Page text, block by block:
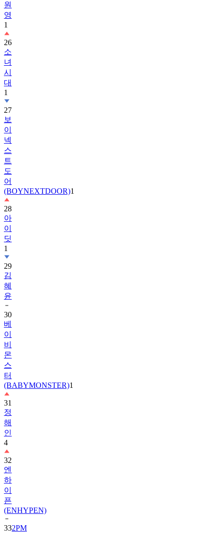
1
26
소
녀
시
대
1
27
보
이
넥
스
트
도
어
(BOYNEXTDOOR)
28
아
이
딧
1
29
김
혜
윤
30
베
이
비
몬
스
터
(BABYMONSTER)
31
정
해
인
4
32
엔
하
이
픈
(ENHYPEN)
332PM
34